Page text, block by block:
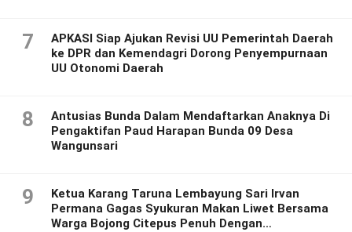
7
APKASI Siap Ajukan Revisi UU Pemerintah Daerah
ke DPR dan Kemendagri Dorong Penyempurnaan
UU Otonomi Daerah
8
Antusias Bunda Dalam Mendaftarkan Anaknya Di
Pengaktifan Paud Harapan Bunda 09 Desa
Wangunsari
9
Ketua Karang Taruna Lembayung Sari Irvan
Permana Gagas Syukuran Makan Liwet Bersama
Warga Bojong Citepus Penuh Dengan